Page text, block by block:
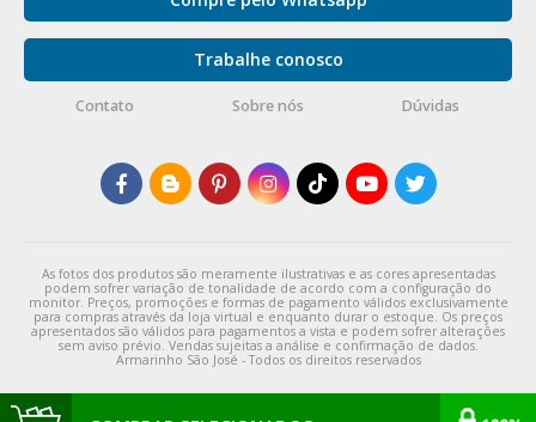
Trabalhe conosco
Contato Sobre nós Dúvidas
As fotos dos produtos são meramente ilustrativas e as cores apresentadas
podem sofrer variação de tonalidade de acordo com a configuração do
monitor. Preços, promoções e formas de pagamento válidos exclusivamente
para compras através da loja virtual e enquanto durar o estoque. Os preços
apresentados são válidos para pagamentos a vista e podem sofrer alterações
sem aviso prévio. Vendas sujeitas a análise e confirmação de dados.
Armarinho São José - Todos os direitos reservados